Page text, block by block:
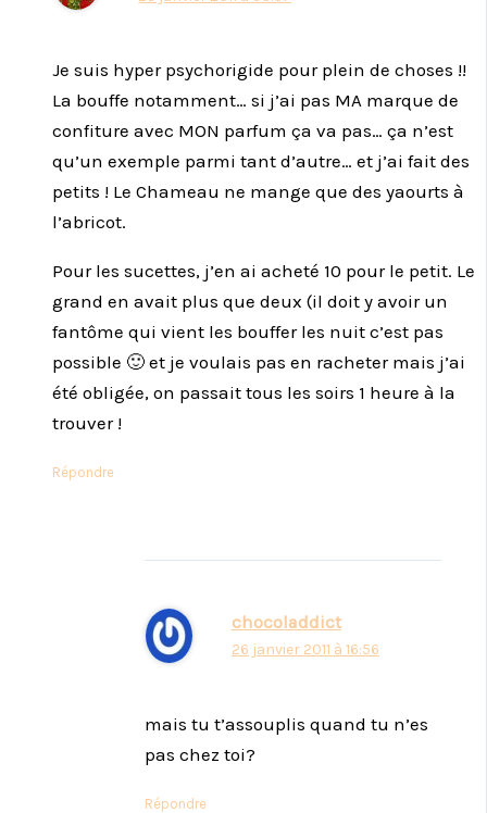
Je suis hyper psychorigide pour plein de choses !!
La bouffe notamment… si j’ai pas MA marque de
confiture avec MON parfum ça va pas… ça n’est
qu’un exemple parmi tant d’autre… et j’ai fait des
petits ! Le Chameau ne mange que des yaourts à
l’abricot.
Pour les sucettes, j’en ai acheté 10 pour le petit. Le
grand en avait plus que deux (il doit y avoir un
fantôme qui vient les bouffer les nuit c’est pas
possible 🙂 et je voulais pas en racheter mais j’ai
été obligée, on passait tous les soirs 1 heure à la
trouver !
Répondre
chocoladdict
26 janvier 2011 à 16:56
mais tu t’assouplis quand tu n’es
pas chez toi?
Répondre